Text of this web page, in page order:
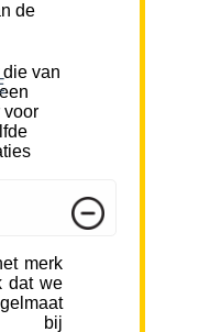
van
voor
merk
dat we
bij